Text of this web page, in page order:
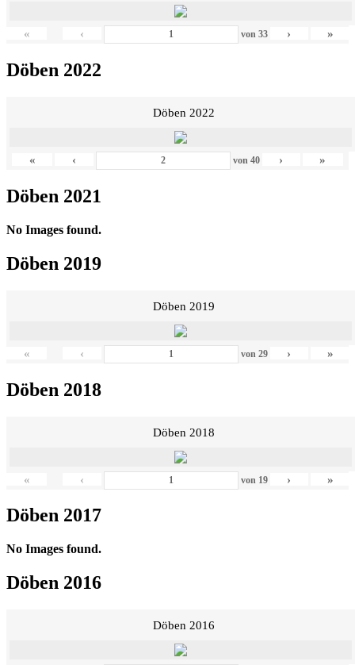
« ‹ von 33 › »
Döben 2022
Döben 2022
« ‹ von 40 › »
Döben 2021
No Images found.
Döben 2019
Döben 2019
« ‹ von 29 › »
Döben 2018
Döben 2018
« ‹ von 19 › »
Döben 2017
No Images found.
Döben 2016
Döben 2016